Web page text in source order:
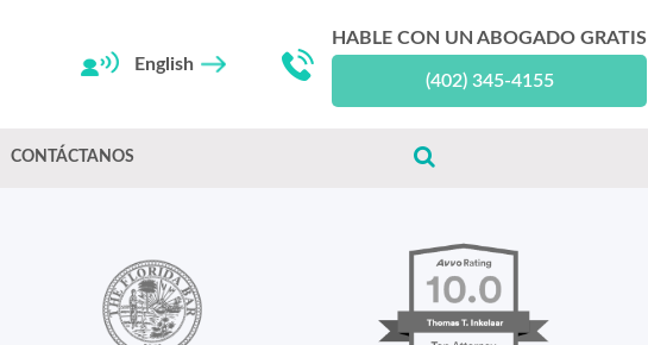
English
HABLE CON UN ABOGADO GRATIS
(402) 345-4155
CONTÁCTANOS